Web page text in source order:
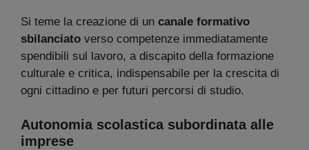
Si teme la creazione di un canale formativo
sbilanciato verso competenze immediatamente
spendibili sul lavoro, a discapito della formazione
culturale e critica, indispensabile per la crescita di
ogni cittadino e per futuri percorsi di studio.
Autonomia scolastica subordinata alle
imprese